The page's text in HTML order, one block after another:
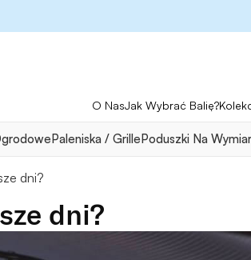
O NasJak Wybrać Balię?
Paleniska / GrillePoduszki Na Wymiar
dni?
dni?